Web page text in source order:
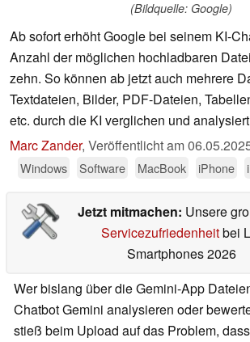
(Bildquelle: Google)
Ab sofort erhöht Google bei seinem KI-
Anzahl der möglichen hochladbaren
zehn. So können ab jetzt auch mehrere
Textdateien, Bilder, PDF-Dateien,
etc. durch die KI verglichen und
Marc Zander, Veröffentlicht am
Windows
Software MacBook iPhone
Jetzt mitmachen: Unsere
Servicezufriedenheitbei
Smartphones 2026
Wer bislang über die Gemini-App
Chatbot Gemini analysieren oder
stieß beim Upload auf das Problem,